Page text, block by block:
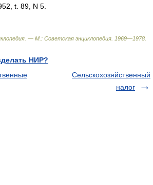
t. 89, N 5.
— М.: Советская энциклопедия 1969—1978
НИР?
Сельскохозяйственный
налог